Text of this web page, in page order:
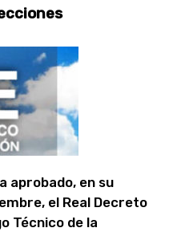
aprobado, en su
el Real Decreto
Técnico de la